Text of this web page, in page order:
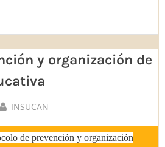
y organización de
By
INSUCAN
de prevención y organización